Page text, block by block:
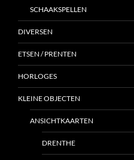
SCHAAKSPELLEN
DIVERSEN
ETSEN / PRENTEN
HORLOGES
KLEINE OBJECTEN
ANSICHTKAARTEN
DRENTHE